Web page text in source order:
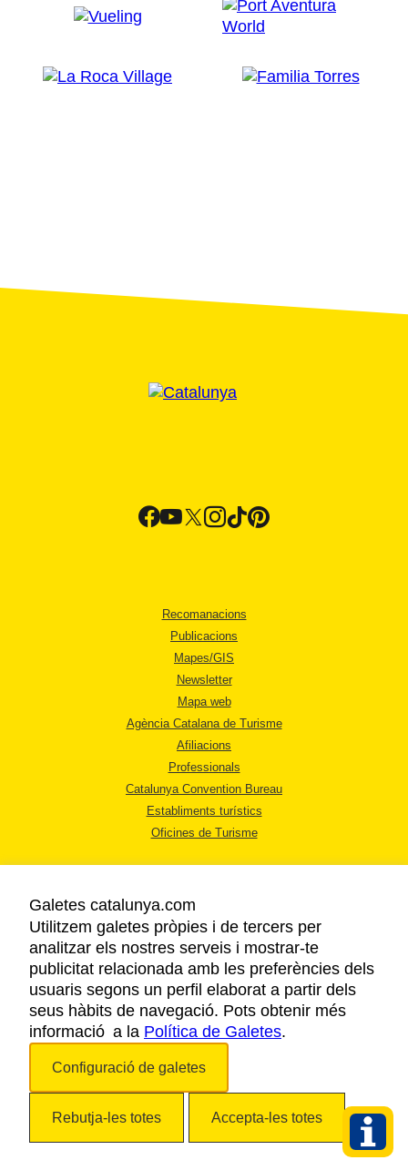
Recomanacions
Publicacions
Mapes/GIS
Newsletter
Mapa web
Agència Catalana de Turisme
Afiliacions
Professionals
Catalunya Convention Bureau
Establiments turístics
Oficines de Turisme
AVÍS LEGAL
POLÍTICA DE PRIVACITAT
COOKIES
ACCESSIBILITAT
Galetes catalunya.com
Utilitzem galetes pròpies i de tercers per
analitzar els nostres serveis i mostrar-te
publicitat relacionada amb les preferències dels
usuaris segons un perfil elaborat a partir dels
seus hàbits de navegació. Pots obtenir més
informació a la Política de Galetes.
Configuració de galetes
Rebutja-les totes Accepta-les totes